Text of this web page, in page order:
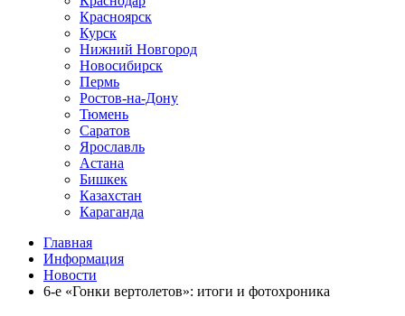
Красноярск
Курск
Нижний Новгород
Новосибирск
Пермь
Ростов-на-Дону
Тюмень
Саратов
Ярославль
Астана
Бишкек
Казахстан
Караганда
Главная
Информация
Новости
6-е «Гонки вертолетов»: итоги и фотохроника